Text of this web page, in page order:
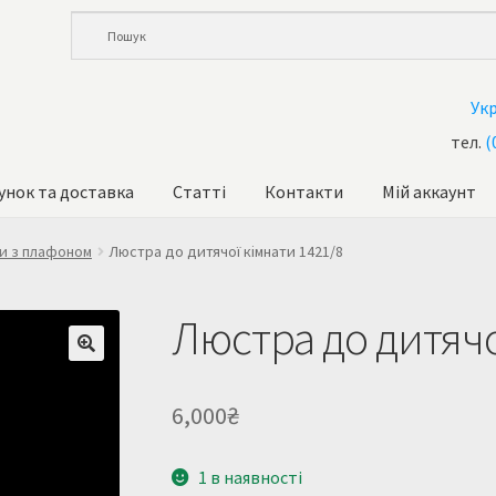
тел.
та доставка Статті Контакти
Мій аккаунт
з плафоном Люстра до дитячої кімнати 1421/8
Люстра до
6,000₴
1 в наявності